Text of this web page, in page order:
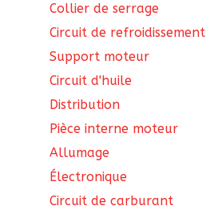
Collier de serrage
Circuit de refroidissement
Support moteur
Circuit d'huile
Distribution
Pièce interne moteur
Allumage
Électronique
Circuit de carburant